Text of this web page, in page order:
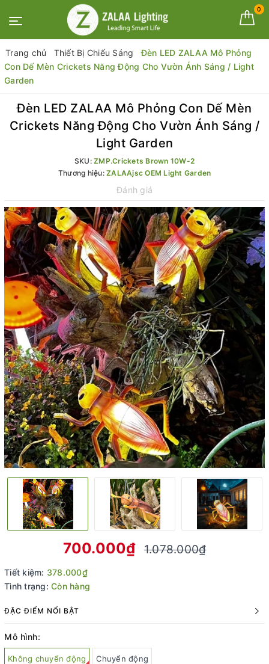
0
Trang chủ Thiết Bị Chiếu Sáng
Đèn LED ZALAA Mô Phỏng
Con Dế Mèn Crickets Năng Động Cho Vườn Ánh Sáng / Light
Garden
Đèn LED ZALAA Mô Phỏng Con Dế Mèn
Crickets Năng Động Cho Vườn Ánh Sáng /
Light Garden
SKU:ZMP.Crickets Brown 10W-2
Thương hiệu: ZALAAjsc OEM Light Garden
Đánh giá
700.000₫ 1.078.000₫
Tiết kiệm: 378.000₫
Tình trạng: Còn hàng
ĐẶC ĐIỂM NỔI BẬT
Mô hình:
Không chuyển động Chuyển động